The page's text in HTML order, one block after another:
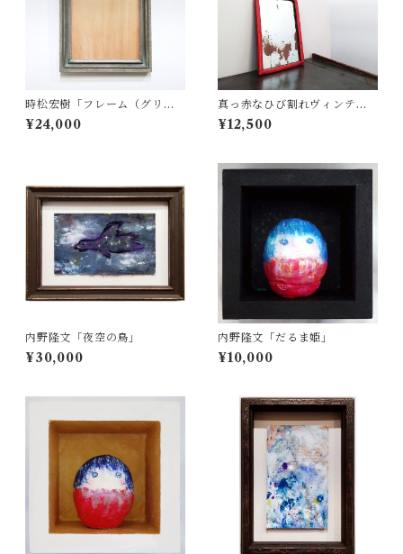
時松宏樹「フレーム（グリー
ングレー・A4サイズ）」
¥24,000
真っ赤なひび割れヴィンテー
ジミラー
¥12,500
内野隆文「夜空の鳥」
¥30,000
内野隆文「だるま姫」
¥10,000